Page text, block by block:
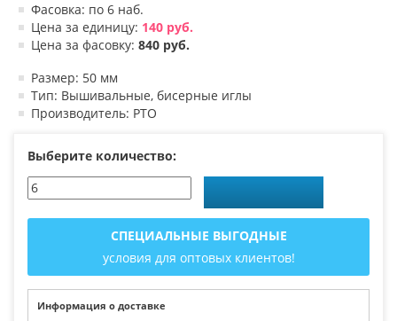
Фасовка: по 6 наб.
Цена за единицу: 140 руб.
Цена за фасовку: 840 руб.
Размер: 50 мм
Тип: Вышивальные, бисерные иглы
Производитель: РТО
Выберите количество:
СПЕЦИАЛЬНЫЕ ВЫГОДНЫЕ
условия для оптовых клиентов!
Информация о доставке